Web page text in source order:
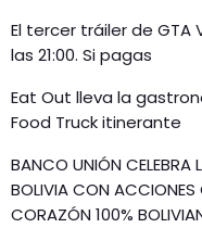
El tercer tráiler de
las 21:00. Si pagas
Eat Out lleva la
Food Truck itinerante
BANCO UNIÓN CELEBRA
BOLIVIA CON ACCIONES
CORAZÓN 100%